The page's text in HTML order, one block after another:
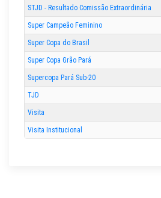
STJD - Resultado Comissão Extraordinária
Super Campeão Feminino
Super Copa do Brasil
Super Copa Grão Pará
Supercopa Pará Sub-20
TJD
Visita
Visita Institucional